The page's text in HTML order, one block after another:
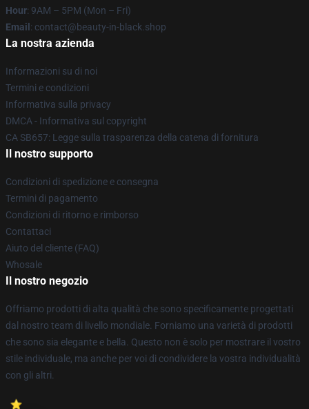
Hour: 9AM – 5PM (Mon – Fri)
Email : contact@beauty-in-black.shop
La nostra azienda
Informazioni su di noi
Termini e condizioni
Informativa sulla privacy
DMCA - Informativa sul copyright
CA SB657: Legge sulla trasparenza della catena di fornitura
Il nostro supporto
Condizioni di spedizione e consegna
Termini di pagamento
Condizioni di ritorno e rimborso
Contattaci
Aiuto del cliente (FAQ)
Whosale
Il nostro negozio
Offriamo prodotti di alta qualità che sono specificamente progettati
dal nostro team di livello mondiale. Forniamo una varietà di prodotti
che sono sia elegante e bella. Questo non è solo per mostrare il vostro
stile individuale, ma anche per voi di condividere la vostra individualità
con gli altri.